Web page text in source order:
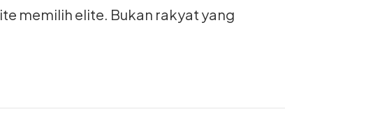
memilih elite. Bukan rakyat yang